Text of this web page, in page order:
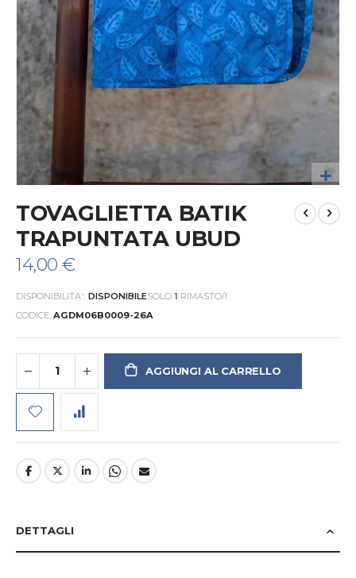
all'inizio
galleria
di
immagini
TOVAGLIETTA BATIK
TRAPUNTATA UBUD
14,00 €
DISPONIBILITA': DISPONIBILESOLO 1 RIMASTO/I
CODICE AGDM06B0009-26A
AGGIUNGI AL CARRELLO
DETTAGLI